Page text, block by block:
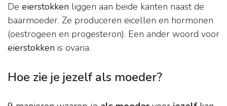
De eierstokken liggen aan beide kanten naast de
baarmoeder. Ze produceren eicellen en hormonen
(oestrogeen en progesteron). Een ander woord voor
eierstokken is ovaria.
Hoe zie je jezelf als moeder?